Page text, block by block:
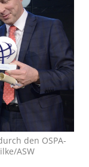
den OSPA-
ASW